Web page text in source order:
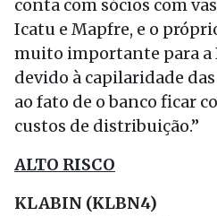
conta com sócios com
Icatu e Mapfre, e o
muito importante para a
devido à capilaridade
ao fato de o banco ficar
custos de distribuição.”
ALTO RISCO
KLABIN (KLBN4)